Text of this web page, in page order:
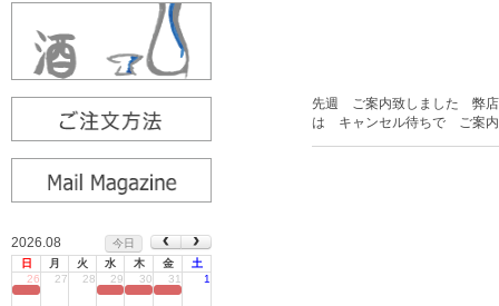
2026.08
今日
日
月 火 水 木 金
土
26
27 28 29 30 31 1
先週 ご案内致しました 弊店
は キャンセル待ちで ご案内